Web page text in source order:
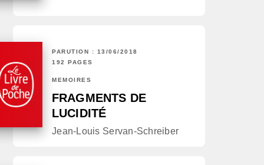
PARUTION : 13/06/2018
192 PAGES
MÉMOIRES
FRAGMENTS DE
LUCIDITÉ
Jean-Louis Servan-Schreiber